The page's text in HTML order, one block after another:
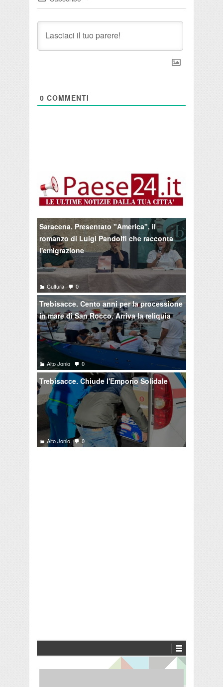
0 COMMENTI
Saracena. Presentato "America", il
romanzo di Luigi Pandolfi che racconta
l'emigrazione
Cultura 0
Trebisacce. Cento anni per la processione
in mare di San Rocco. Arriva la reliquia
Alto Jonio 0
Trebisacce. Chiude l'Emporio Solidale
Alto Jonio 0